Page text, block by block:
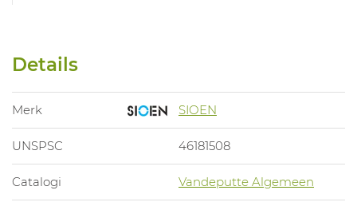
Details
Merk SIOEN
UNSPSC 46181508
Catalogi Vandeputte Algemeen